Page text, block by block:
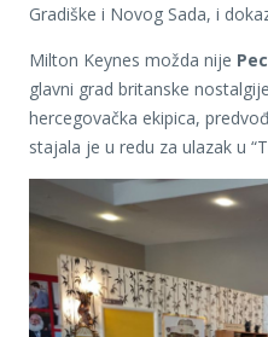
Gradiške i Novog Sada, i
Milton Keynes možda nije
glavni grad britanske
hercegovačka ekipica,
stajala je u redu za ulazak u